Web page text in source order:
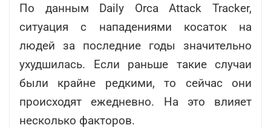
По данным Daily Orca Attack Tracker,
ситуация с нападениями косаток на
людей за последние годы значительно
ухудшилась. Если раньше такие случаи
были крайне редкими, то сейчас они
происходят ежедневно. На это влияет
несколько факторов.